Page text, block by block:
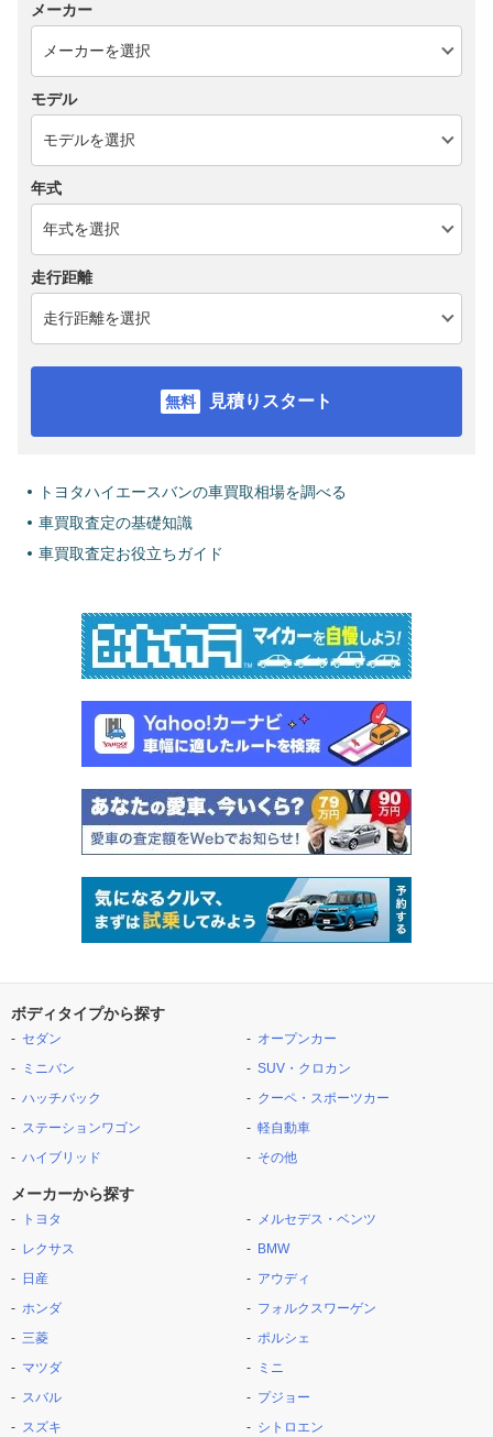
メーカー
モデル
年式
走行距離
見積りスタート
トヨタハイエースバンの車買取相場を調べる
車買取査定の基礎知識
車買取査定お役立ちガイド
ボディタイプから探す
セダン
ミニバン
ハッチバック
ステーションワゴン
ハイブリッド
オープンカー
SUV・クロカン
クーペ・スポーツカー
軽自動車
その他
メーカーから探す
トヨタ
レクサス
日産
ホンダ
三菱
マツダ
スバル
スズキ
メルセデス・ベンツ
BMW
アウディ
フォルクスワーゲン
ポルシェ
ミニ
プジョー
シトロエン